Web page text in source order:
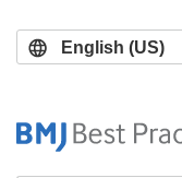
main
search